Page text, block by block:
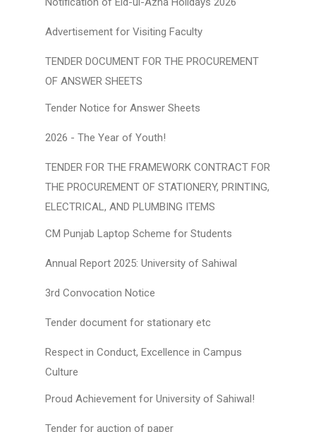
Advertisement for Visiting Faculty
TENDER DOCUMENT FOR THE PROCUREMENT
OF ANSWER SHEETS
Tender Notice for Answer Sheets
2026 - The Year of Youth!
TENDER FOR THE FRAMEWORK CONTRACT FOR
THE PROCUREMENT OF STATIONERY, PRINTING,
ELECTRICAL, AND PLUMBING ITEMS
CM Punjab Laptop Scheme for Students
Annual Report 2025: University of Sahiwal
3rd Convocation Notice
Tender document for stationary etc
Respect in Conduct, Excellence in Campus
Culture
Proud Achievement for University of Sahiwal!
Tender for auction of paper